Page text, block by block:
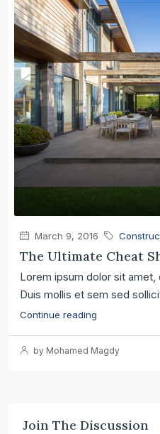
March 9, 2016
The Ultimate Cheat
Lorem ipsum dolor sit
Duis mollis et sem sed
Continue reading
by Mohamed Magdy
Join The Discussion